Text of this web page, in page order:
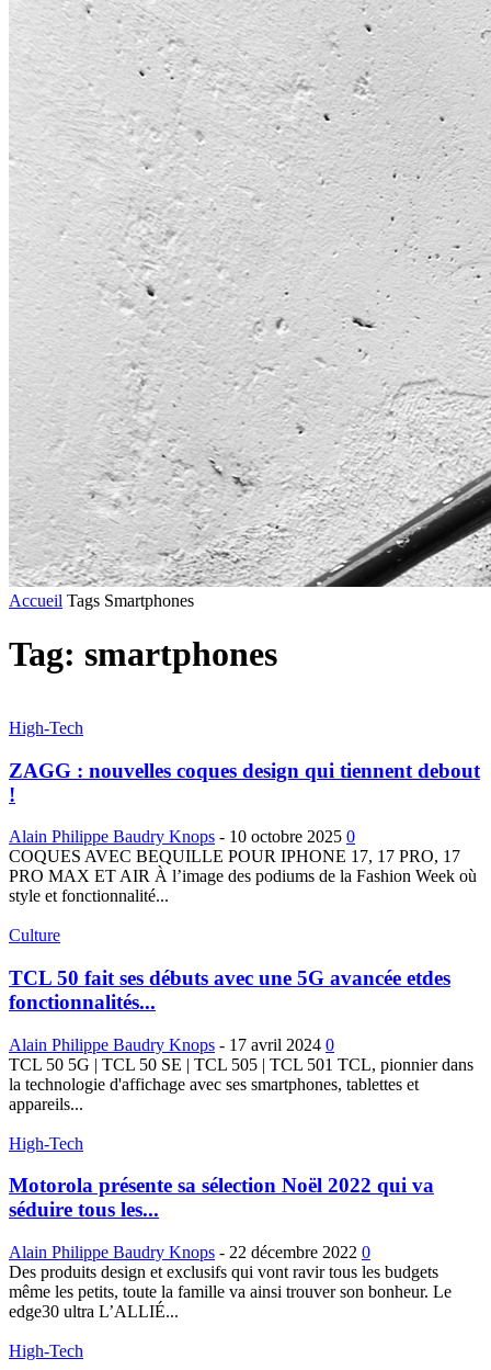
Accueil Tags Smartphones
Tag: smartphones
High-Tech
ZAGG : nouvelles coques design qui tiennent debout
!
Alain Philippe Baudry Knops - 10 octobre 2025 0
COQUES AVEC BEQUILLE POUR IPHONE 17, 17 PRO, 17
PRO MAX ET AIR À l’image des podiums de la Fashion Week où
style et fonctionnalité...
Culture
TCL 50 fait ses débuts avec une 5G avancée etdes
fonctionnalités...
Alain Philippe Baudry Knops - 17 avril 2024 0
TCL 50 5G | TCL 50 SE | TCL 505 | TCL 501 TCL, pionnier dans
la technologie d'affichage avec ses smartphones, tablettes et
appareils...
High-Tech
Motorola présente sa sélection Noël 2022 qui va
séduire tous les...
Alain Philippe Baudry Knops - 22 décembre 2022 0
Des produits design et exclusifs qui vont ravir tous les budgets
même les petits, toute la famille va ainsi trouver son bonheur. Le
edge30 ultra L’ALLIÉ...
High-Tech